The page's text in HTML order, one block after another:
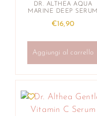
DR. ALTHEA AQUA
MARINE DEEP SERUM
€16,90
Aggiungi al carrello